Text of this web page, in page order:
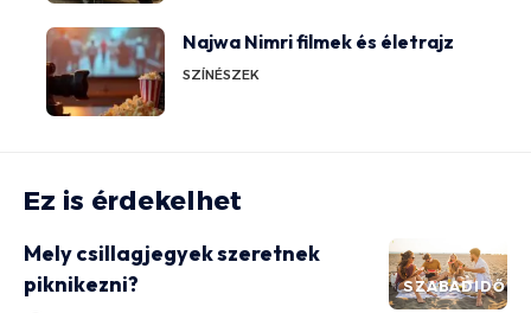
Najwa Nimri filmek és életrajz
SZÍNÉSZEK
Ez is érdekelhet
SZABADIDŐ
Mely csillagjegyek szeretnek
piknikezni?